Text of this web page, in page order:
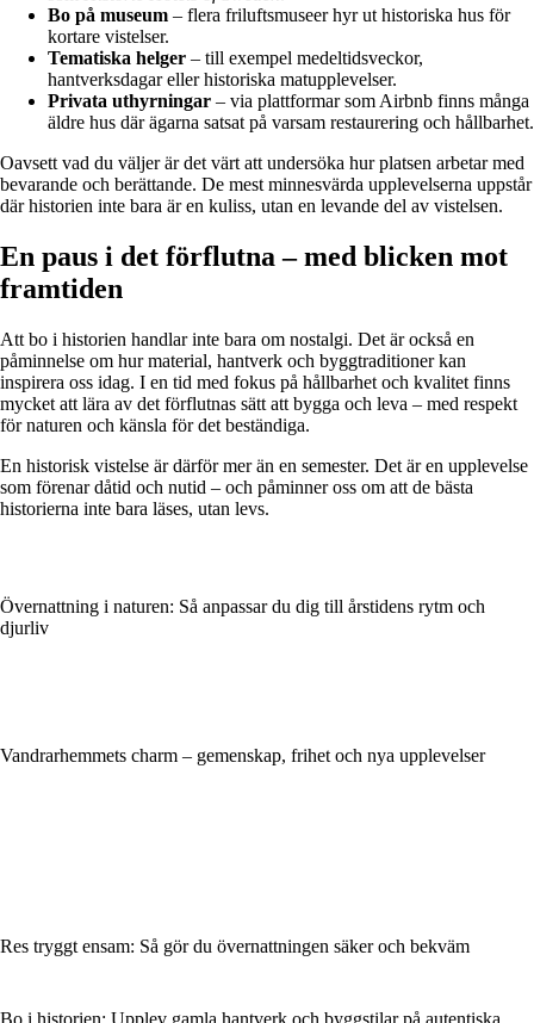
Bo på museum – flera friluftsmuseer hyr ut historiska hus för
kortare vistelser.
Tematiska helger – till exempel medeltidsveckor,
hantverksdagar eller historiska matupplevelser.
Privata uthyrningar – via plattformar som Airbnb finns många
äldre hus där ägarna satsat på varsam restaurering och hållbarhet.
Oavsett vad du väljer är det värt att undersöka hur platsen arbetar med
bevarande och berättande. De mest minnesvärda upplevelserna uppstår
där historien inte bara är en kuliss, utan en levande del av vistelsen.
En paus i det förflutna – med blicken mot
framtiden
Att bo i historien handlar inte bara om nostalgi. Det är också en
påminnelse om hur material, hantverk och byggtraditioner kan
inspirera oss idag. I en tid med fokus på hållbarhet och kvalitet finns
mycket att lära av det förflutnas sätt att bygga och leva – med respekt
för naturen och känsla för det beständiga.
En historisk vistelse är därför mer än en semester. Det är en upplevelse
som förenar dåtid och nutid – och påminner oss om att de bästa
historierna inte bara läses, utan levs.
Övernattning i naturen: Så anpassar du dig till årstidens rytm och
djurliv
Vandrarhemmets charm – gemenskap, frihet och nya upplevelser
Res tryggt ensam: Så gör du övernattningen säker och bekväm
Bo i historien: Upplev gamla hantverk och byggstilar på autentiska